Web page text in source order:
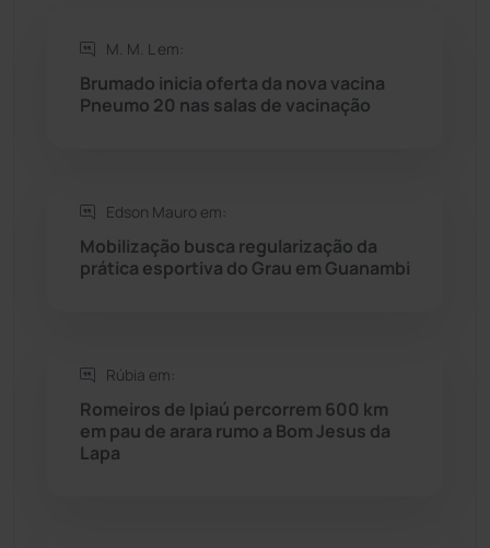
Rio de Contas
Rio do Antônio
Saúde
Seabra (50)
Sítio do Mato
Sudoeste Baiano
M. M. L em:
Brumado inicia oferta da nova vacina
Pneumo 20 nas salas de vacinação
Edson Mauro em:
Mobilização busca regularização da
prática esportiva do Grau em Guanambi
Rúbia em:
Romeiros de Ipiaú percorrem 600 km
em pau de arara rumo a Bom Jesus da
Lapa